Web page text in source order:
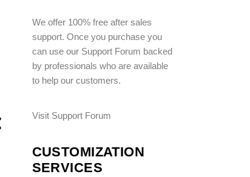
We offer 100% free after sales
support. Once you purchase you
can use our Support Forum backed
by professionals who are available
to help our customers.
Visit Support Forum
CUSTOMIZATION
SERVICES